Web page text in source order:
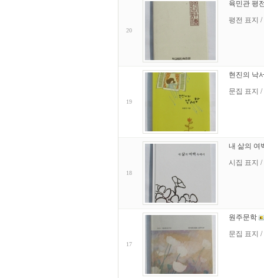
20
육민관 평
평전 표지 /
19
현진의 낙
문집 표지
18
내 삶의 여
시집 표지 /
17
원주문학
문집 표지 /